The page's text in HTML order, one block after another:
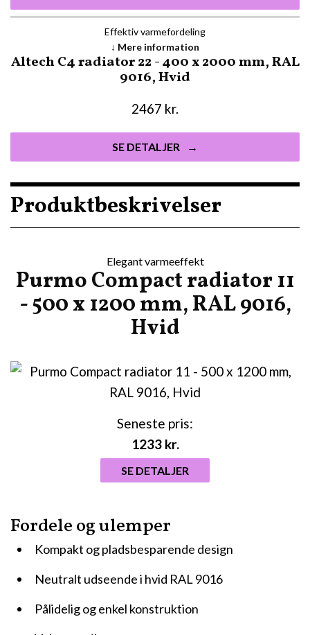
Effektiv varmefordeling
Altech C4 radiator 22 - 400 x 2000 mm, RAL
9016, Hvid
2467 kr.
SE DETALJER
Mere information
Produktbeskrivelser
Elegant varmeeffekt
Purmo Compact radiator 11
- 500 x 1200 mm, RAL 9016,
Hvid
Fordele og ulemper
Kompakt og pladsbesparende design
Neutralt udseende i hvid RAL 9016
Pålidelig og enkel konstruktion
Seneste pris:
1233 kr.
SE DETALJER